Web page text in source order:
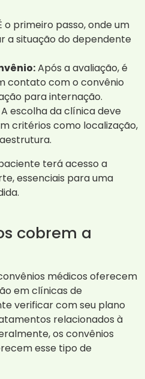
o primeiro passo, onde um
a situação do dependente
Após a avaliação, é
contato com o convênio
para internação.
A escolha da clínica deve
critérios como localização,
terá acesso a
essenciais para uma
cobrem a
médicos oferecem
em clínicas de
verificar com seu plano
relacionados à
os convênios
esse tipo de